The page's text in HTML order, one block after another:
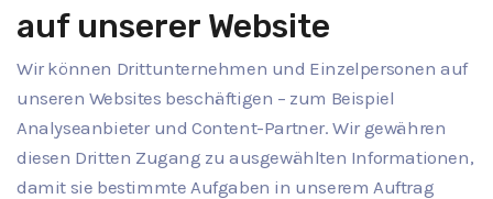
auf unserer Website
Wir können Drittunternehmen und Einzelpersonen auf
unseren Websites beschäftigen – zum Beispiel
Analyseanbieter und Content-Partner. Wir gewähren
diesen Dritten Zugang zu ausgewählten Informationen,
damit sie bestimmte Aufgaben in unserem Auftrag